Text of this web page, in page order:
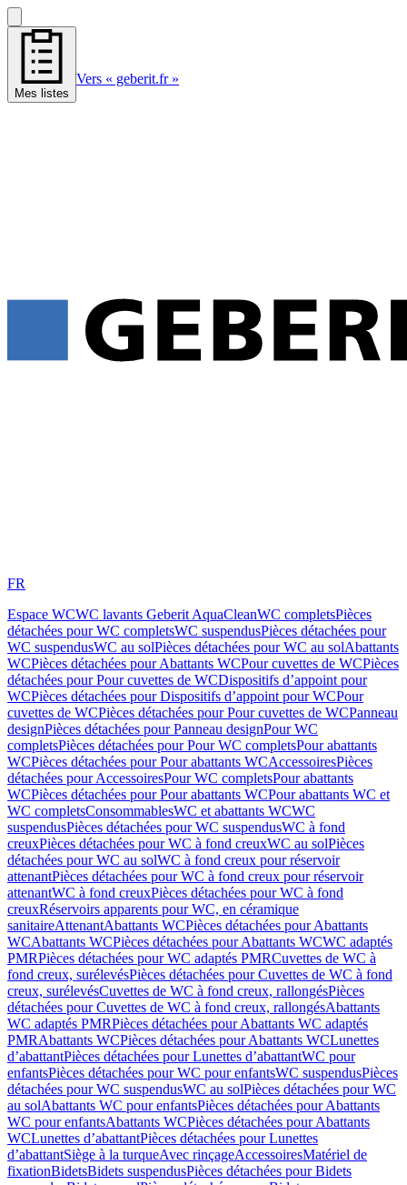
Mes listes
Vers « geberit.fr »
FR
Espace WCWC lavants Geberit AquaCleanWC completsPièces
détachées pour WC completsWC suspendusPièces détachées pour
WC suspendusWC au solPièces détachées pour WC au solAbattants
WCPièces détachées pour Abattants WCPour cuvettes de WCPièces
détachées pour Pour cuvettes de WCDispositifs d’appoint pour
WCPièces détachées pour Dispositifs d’appoint pour WCPour
cuvettes de WCPièces détachées pour Pour cuvettes de WCPanneau
designPièces détachées pour Panneau designPour WC
completsPièces détachées pour Pour WC completsPour abattants
WCPièces détachées pour Pour abattants WCAccessoiresPièces
détachées pour AccessoiresPour WC completsPour abattants
WCPièces détachées pour Pour abattants WCPour abattants WC et
WC completsConsommablesWC et abattants WCWC
suspendusPièces détachées pour WC suspendusWC à fond
creuxPièces détachées pour WC à fond creuxWC au solPièces
détachées pour WC au solWC à fond creux pour réservoir
attenantPièces détachées pour WC à fond creux pour réservoir
attenantWC à fond creuxPièces détachées pour WC à fond
creuxRéservoirs apparents pour WC, en céramique
sanitaireAttenantAbattants WCPièces détachées pour Abattants
WCAbattants WCPièces détachées pour Abattants WCWC adaptés
PMRPièces détachées pour WC adaptés PMRCuvettes de WC à
fond creux, surélevésPièces détachées pour Cuvettes de WC à fond
creux, surélevésCuvettes de WC à fond creux, rallongésPièces
détachées pour Cuvettes de WC à fond creux, rallongésAbattants
WC adaptés PMRPièces détachées pour Abattants WC adaptés
PMRAbattants WCPièces détachées pour Abattants WCLunettes
d’abattantPièces détachées pour Lunettes d’abattantWC pour
enfantsPièces détachées pour WC pour enfantsWC suspendusPièces
détachées pour WC suspendusWC au solPièces détachées pour WC
au solAbattants WC pour enfantsPièces détachées pour Abattants
WC pour enfantsAbattants WCPièces détachées pour Abattants
WCLunettes d’abattantPièces détachées pour Lunettes
d’abattantSiège à la turqueAvec rinçageAccessoiresMatériel de
fixationBidetsBidets suspendusPièces détachées pour Bidets